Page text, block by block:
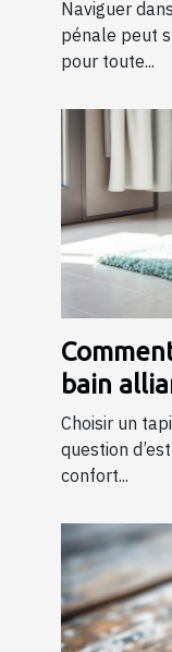
Naviguer
pénale peut
pour toute...
bain
Choisir un
question
confort...